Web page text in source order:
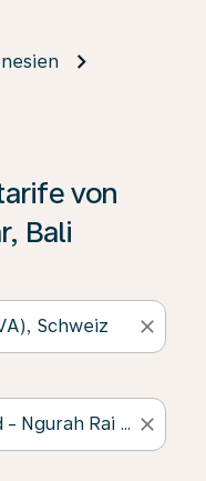
von
Bali
close
close